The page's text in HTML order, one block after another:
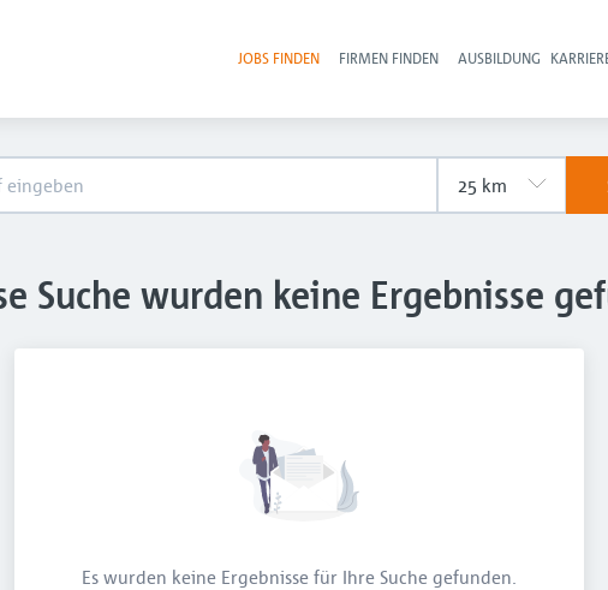
Haupt-
JOBS FINDEN FIRMEN FINDEN AUSBILDUNG
Suche wurden keine Ergebnisse
Es wurden keine Ergebnisse für Ihre Suche gefunden.